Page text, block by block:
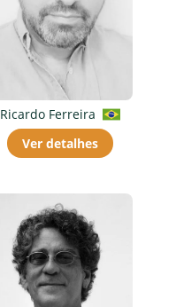
Ricardo Ferreira
Ver detalhes